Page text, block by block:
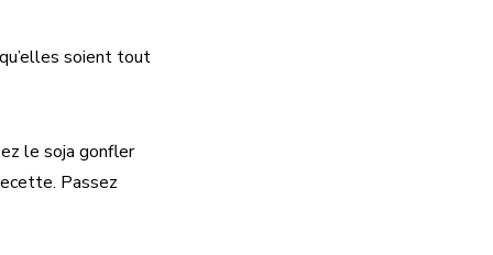
soient tout
le soja gonfler
Passez